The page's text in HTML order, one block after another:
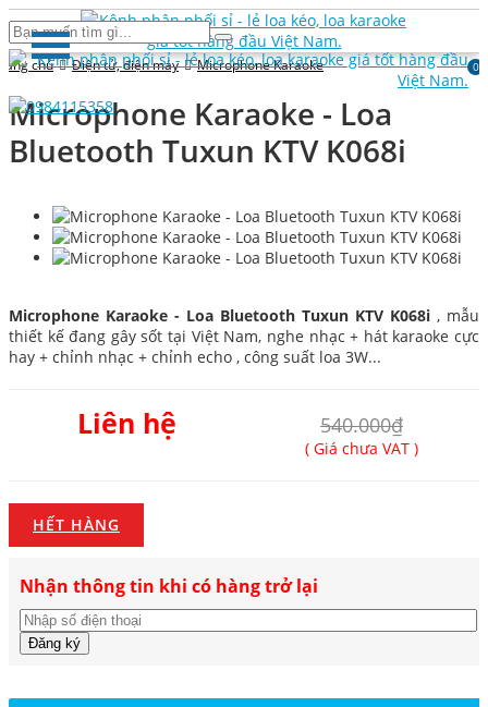
0
chủ Điện tử, điện máy Microphone Karaoke
Microphone Karaoke - Loa
Bluetooth Tuxun KTV K068i
Microphone Karaoke - Loa Bluetooth Tuxun KTV K068i , mẫu
thiết kế đang gây sốt tại Việt Nam, nghe nhạc + hát karaoke cực
hay + chỉnh nhạc + chỉnh echo , công suất loa 3W...
Liên hệ 540.000₫
( Giá chưa VAT )
HẾT HÀNG
Nhận thông tin khi có hàng trở lại
Đăng ký